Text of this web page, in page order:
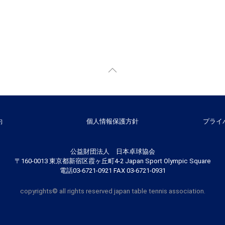
個人情報保護方針 プライ
公益財団法人 日本卓球協会
〒160-0013 東京都新宿区霞ヶ丘町4-2 Japan Sport Olympic Square
電話03-6721-0921 FAX 03-6721-0931
copyrights© all rights reserved japan table tennis association.